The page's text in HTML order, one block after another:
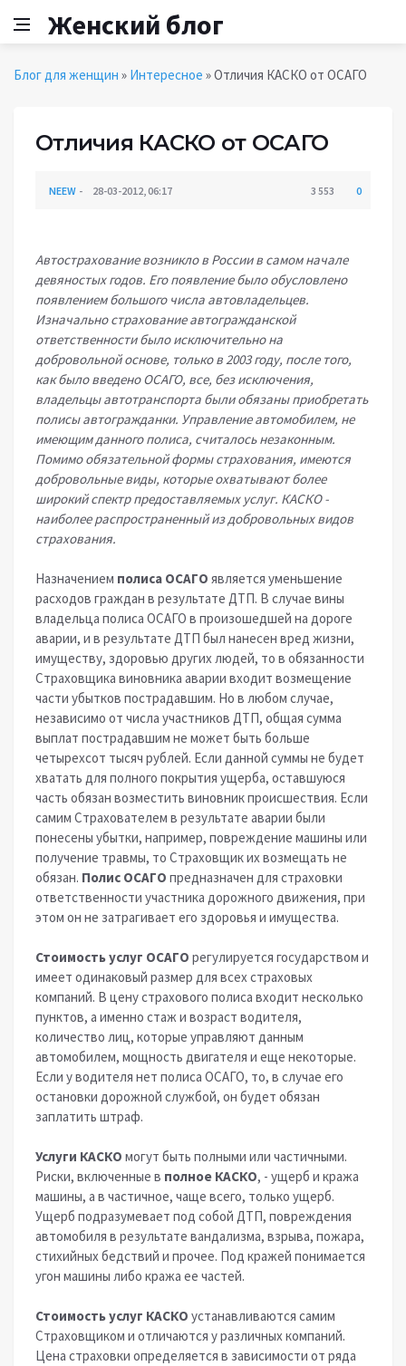
Женский блог
Блог для женщин » Интересное » Отличия КАСКО от ОСАГО
Отличия КАСКО от ОСАГО
NEEW 28-03-2012, 06:17 3 553 0
Автострахование возникло в России в самом начале
девяностых годов. Его появление было обусловлено
появлением большого числа автовладельцев.
Изначально страхование автогражданской
ответственности было исключительно на
добровольной основе, только в 2003 году, после того,
как было введено ОСАГО, все, без исключения,
владельцы автотранспорта были обязаны приобретать
полисы автогражданки. Управление автомобилем, не
имеющим данного полиса, считалось незаконным.
Помимо обязательной формы страхования, имеются
добровольные виды, которые охватывают более
широкий спектр предоставляемых услуг. КАСКО -
наиболее распространенный из добровольных видов
страхования.
Назначением полиса ОСАГО является уменьшение
расходов граждан в результате ДТП. В случае вины
владельца полиса ОСАГО в произошедшей на дороге
аварии, и в результате ДТП был нанесен вред жизни,
имуществу, здоровью других людей, то в обязанности
Страховщика виновника аварии входит возмещение
части убытков пострадавшим. Но в любом случае,
независимо от числа участников ДТП, общая сумма
выплат пострадавшим не может быть больше
четырехсот тысяч рублей. Если данной суммы не будет
хватать для полного покрытия ущерба, оставшуюся
часть обязан возместить виновник происшествия. Если
самим Страхователем в результате аварии были
понесены убытки, например, повреждение машины или
получение травмы, то Страховщик их возмещать не
обязан. Полис ОСАГО предназначен для страховки
ответственности участника дорожного движения, при
этом он не затрагивает его здоровья и имущества.
Стоимость услуг ОСАГО регулируется государством и
имеет одинаковый размер для всех страховых
компаний. В цену страхового полиса входит несколько
пунктов, а именно стаж и возраст водителя,
количество лиц, которые управляют данным
автомобилем, мощность двигателя и еще некоторые.
Если у водителя нет полиса ОСАГО, то, в случае его
остановки дорожной службой, он будет обязан
заплатить штраф.
Услуги КАСКО могут быть полными или частичными.
Риски, включенные в полное КАСКО, - ущерб и кража
машины, а в частичное, чаще всего, только ущерб.
Ущерб подразумевает под собой ДТП, повреждения
автомобиля в результате вандализма, взрыва, пожара,
стихийных бедствий и прочее. Под кражей понимается
угон машины либо кража ее частей.
Стоимость услуг КАСКО устанавливаются самим
Страховщиком и отличаются у различных компаний.
Цена страховки определяется в зависимости от ряда